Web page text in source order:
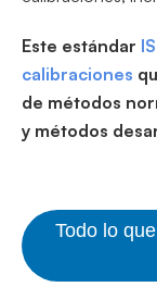
Este estándar
calibraciones
de métodos
y métodos
Todo lo